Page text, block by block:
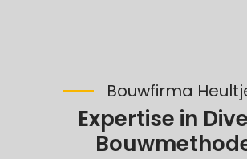
Bouwfirma
Expertise in